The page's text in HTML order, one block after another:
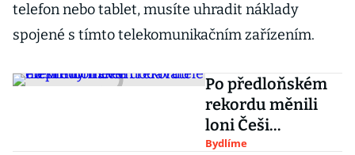
telefon nebo tablet, musíte uhradit náklady
spojené s tímto telekomunikačním zařízením.
Po předloňském
rekordu měnili
loni Češi
dodavatele
Bydlíme